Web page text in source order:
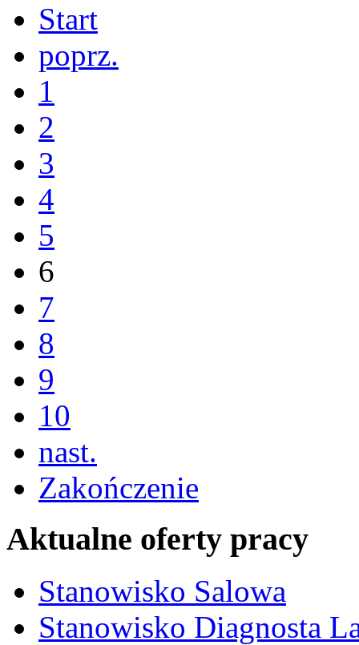
Start
poprz.
1
2
3
4
5
6
7
8
9
10
nast.
Zakończenie
Aktualne oferty pracy
Stanowisko Salowa
Stanowisko Diagnosta